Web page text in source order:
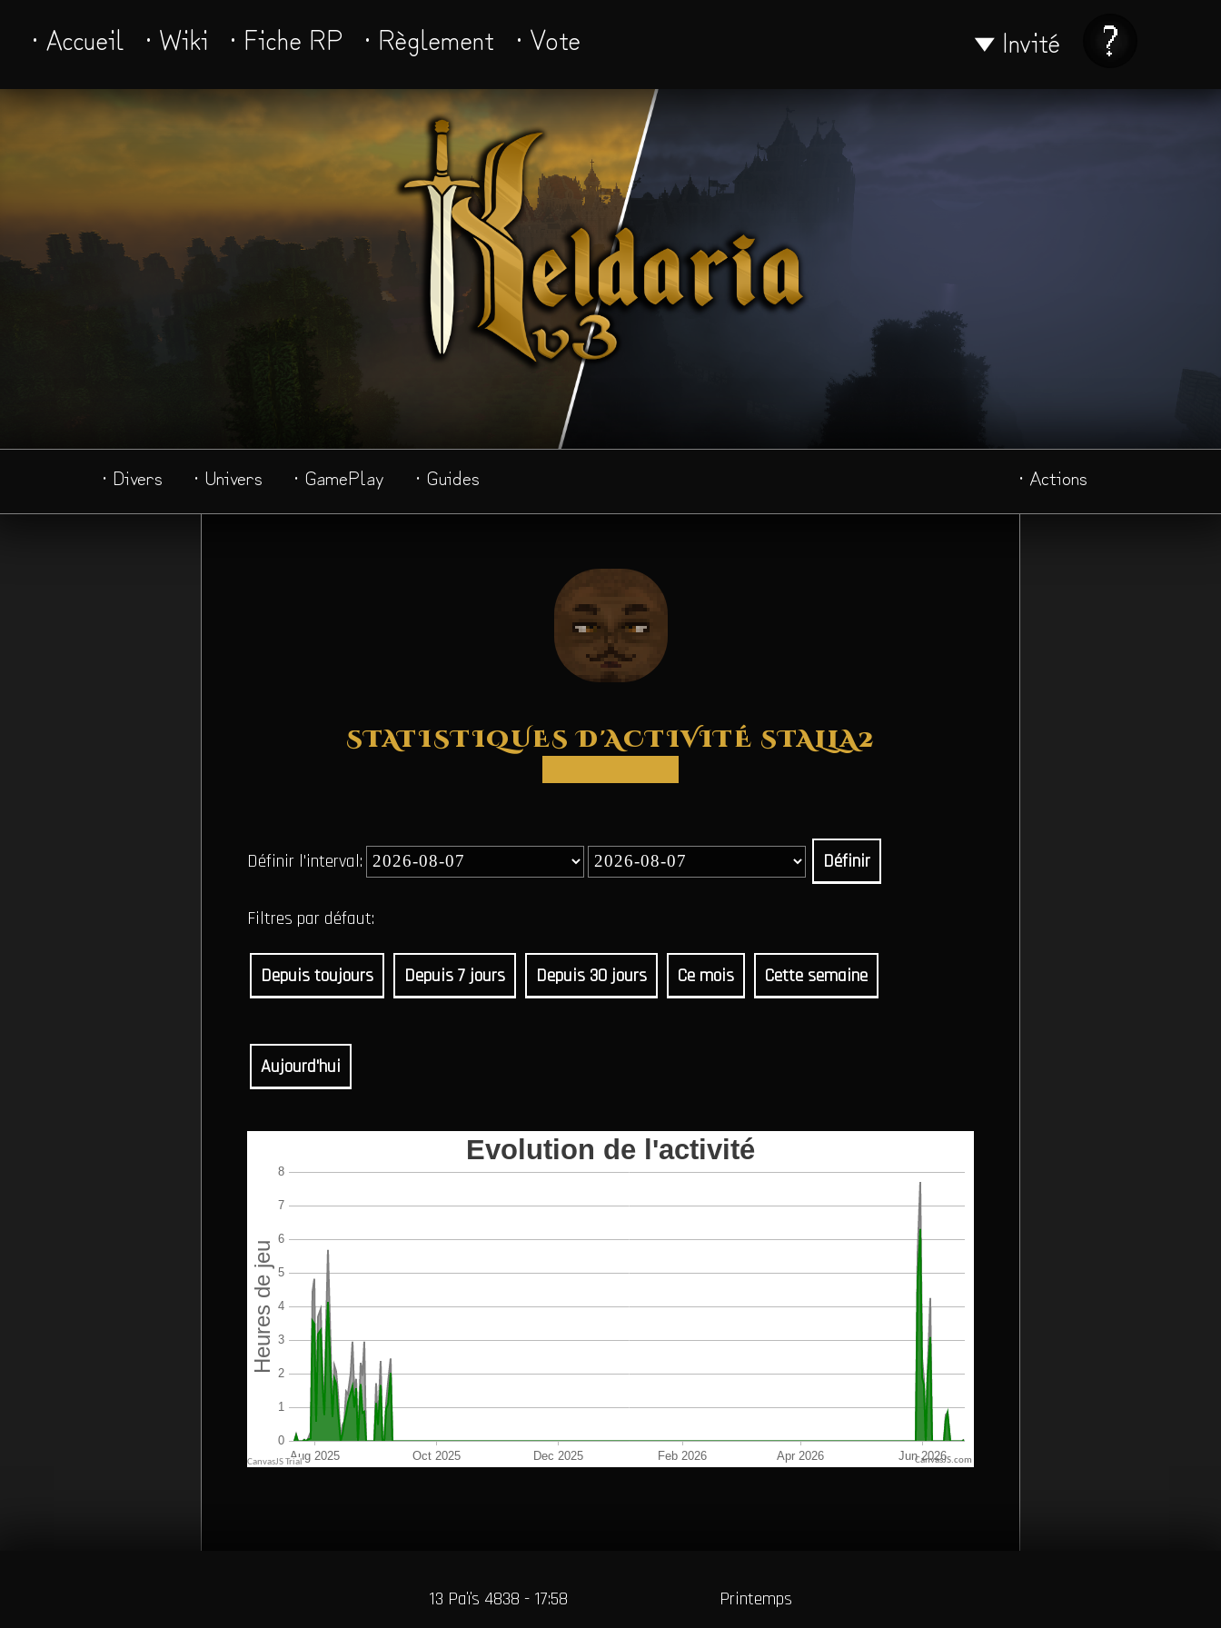
▼ Invité
· Accueil · Wiki · Fiche RP · Règlement · Vote
· Actions
· Divers · Univers · GamePlay · Guides
STATISTIQUES D'ACTIVITÉ STALLA2
Définir l'interval: Définir
Filtres par défaut:
Depuis toujours Depuis 7 jours Depuis 30 jours Ce mois Cette semaine
Aujourd'hui
CanvasJS.com
13 Païs 4838 - 17:58 Printemps